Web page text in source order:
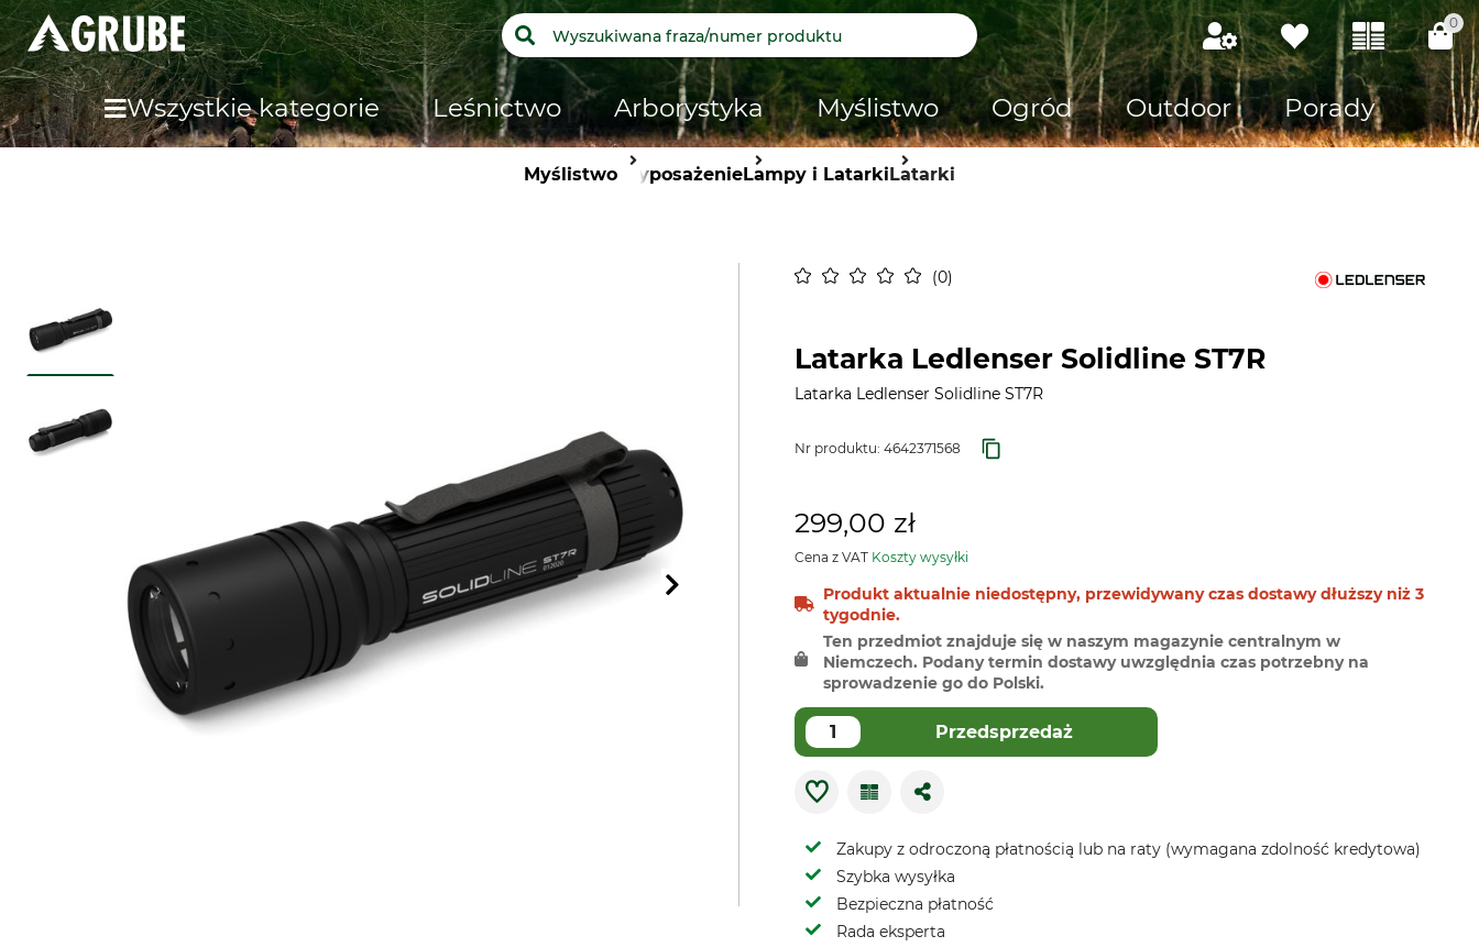
0
Wszystkie kategorie Leśnictwo Arborystyka Myślistwo Ogród Outdoor Porady
Myślistwo WyposażenieLampy i LatarkiLatarki
0
Latarka Ledlenser Solidline ST7R
Latarka Ledlenser Solidline ST7R
Nr produktu: 4642371568
299,00 zł
Cena z VAT Koszty wysyłki
Produkt aktualnie niedostępny, przewidywany czas dostawy dłuższy niż 3
tygodnie.
Ten przedmiot znajduje się w naszym magazynie centralnym w
Niemczech. Podany termin dostawy uwzględnia czas potrzebny na
sprowadzenie go do Polski.
Przedsprzedaż
Zakupy z odroczoną płatnością lub na raty (wymagana zdolność kredytowa)
Szybka wysyłka
Bezpieczna płatność
Rada eksperta